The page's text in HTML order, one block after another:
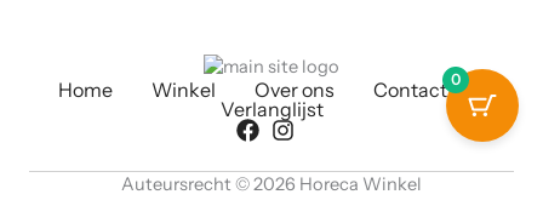
Home Winkel Over ons
Contact
Verlanglijst
Auteursrecht © 2026 Horeca Winkel
0